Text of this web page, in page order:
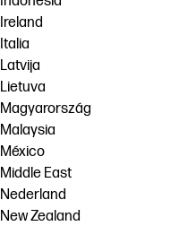
Ireland
Italia
Latvija
Lietuva
Magyarország
Malaysia
México
Middle East
Nederland
New Zealand